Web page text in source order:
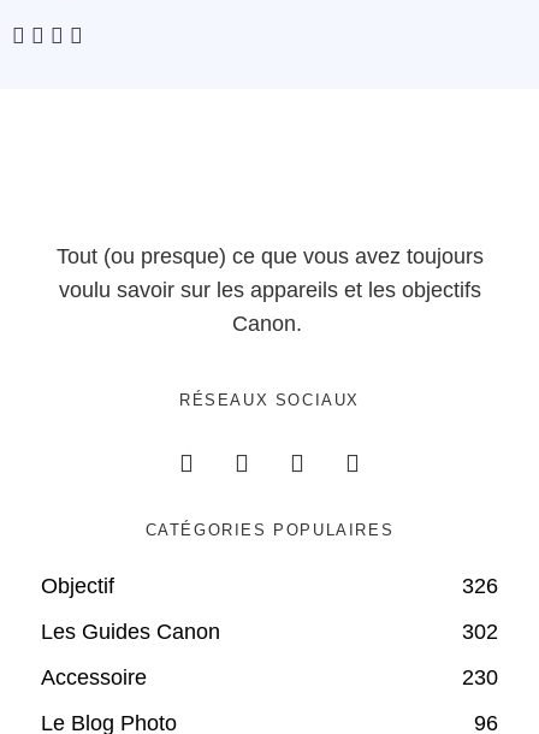
Tout (ou presque) ce que vous avez toujours
voulu savoir sur les appareils et les objectifs
Canon.
RÉSEAUX SOCIAUX
CATÉGORIES POPULAIRES
Objectif
326
Les Guides Canon
302
Accessoire
230
Le Blog Photo
96